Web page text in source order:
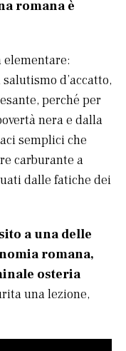
romana è
elementare:
d’accatto,
perché per
nera e dalla
semplici che
carburante a
dalle fatiche dei
a una delle
romana,
osteria
una lezione,